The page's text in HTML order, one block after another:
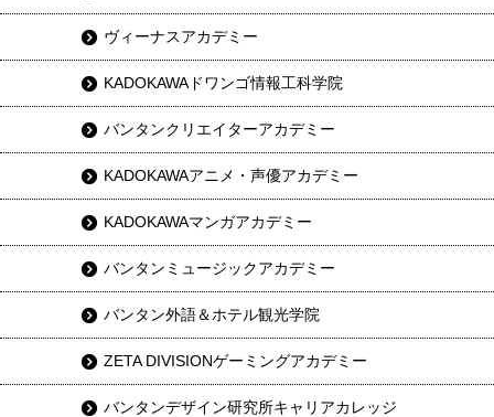
ヴィーナスアカデミー
KADOKAWAドワンゴ情報工科学院
バンタンクリエイターアカデミー
KADOKAWAアニメ・声優アカデミー
KADOKAWAマンガアカデミー
バンタンミュージックアカデミー
バンタン外語＆ホテル観光学院
ZETA DIVISIONゲーミングアカデミー
バンタンデザイン研究所キャリアカレッジ